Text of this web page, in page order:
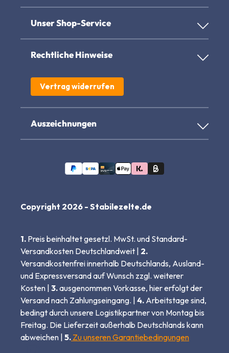
Unser Shop-Service
Rechtliche Hinweise
Vertrag widerrufen
Auszeichnungen
Copyright 2026 - Stabilezelte.de
1. Preis beinhaltet gesetzl. MwSt. und Standard-
Versandkosten Deutschlandweit | 2.
Versandkostenfrei innerhalb Deutschlands, Ausland-
und Expressversand auf Wunsch zzgl. weiterer
Kosten | 3.ausgenommen Vorkasse, hier erfolgt der
Versand nach Zahlungseingang. | 4. Arbeitstage sind,
bedingt durch unsere Logistikpartner von Montag bis
Freitag. Die Lieferzeit außerhalb Deutschlands kann
abweichen | 5. Zu unseren Garantiebedingungen